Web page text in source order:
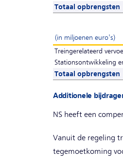
Totaal opbrengsten
(in miljoenen euro's)
Treingerelateerd
Stationsontwikkeling
Totaal opbrengsten
Additionele
NS heeft een
Vanuit de regeling
tegemoetkoming